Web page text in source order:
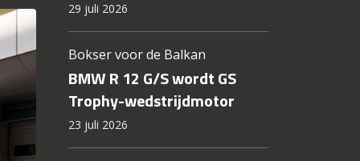
29 juli 2026
Bokser voor de Balkan
BMW R 12 G/S wordt GS
Trophy-wedstrijdmotor
23 juli 2026